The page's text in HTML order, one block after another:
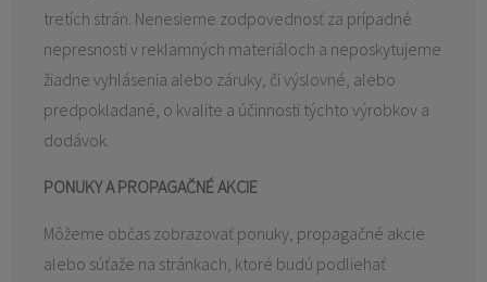
tretích strán. Nenesieme zodpovednosť za prípadné
nepresnosti v reklamných materiáloch a neposkytujeme
žiadne vyhlásenia alebo záruky, či výslovné, alebo
predpokladané, o kvalite a účinnosti týchto výrobkov a
dodávok.
PONUKY A PROPAGAČNÉ AKCIE
Môžeme občas zobrazovať ponuky, propagačné akcie
alebo súťaže na stránkach, ktoré budú podliehať